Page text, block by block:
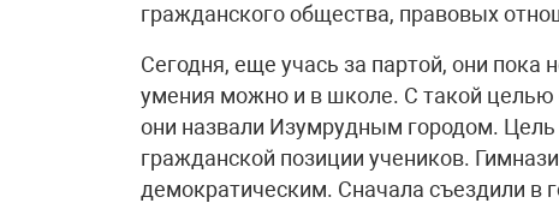
гражданского общества, правовых
Сегодня, еще учась за партой, они пока
умения можно и в школе. С такой целью
они назвали Изумрудным городом.
гражданской позиции учеников.
демократическим. Сначала съездили в